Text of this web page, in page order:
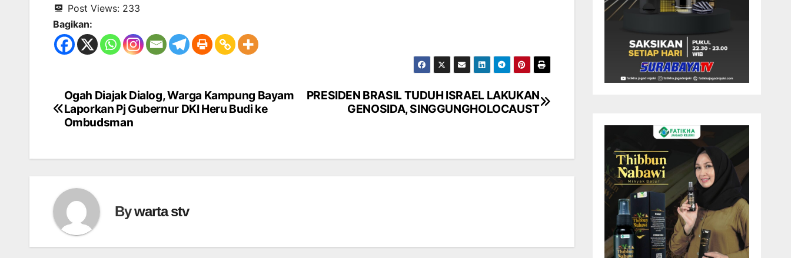
Post Views: 233
Bagikan:
Navigasi
pos
PRESIDEN BRASIL TUDUH ISRAEL LAKUKAN
GENOSIDA, SINGGUNGHOLOCAUST
Ogah Diajak Dialog, Warga Kampung Bayam
Laporkan Pj Gubernur DKI Heru Budi ke
Ombudsman
Bywarta stv